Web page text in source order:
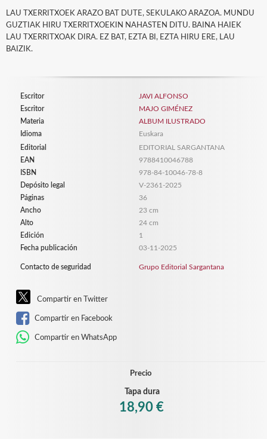
LAU TXERRITXOEK ARAZO BAT DUTE, SEKULAKO ARAZOA. MUNDU
GUZTIAK HIRU TXERRITXOEKIN NAHASTEN DITU. BAINA HAIEK
LAU TXERRITXOAK DIRA. EZ BAT, EZTA BI, EZTA HIRU ERE, LAU
BAIZIK.
Escritor
JAVI ALFONSO
Escritor
MAJO GIMÉNEZ
Materia
ALBUM ILUSTRADO
Idioma
Euskara
Editorial
EDITORIAL SARGANTANA
EAN
9788410046788
ISBN
978-84-10046-78-8
Depósito legal
V-2361-2025
Páginas
36
Ancho
23 cm
Alto
24 cm
Edición
1
Fecha publicación
03-11-2025
Contacto de seguridad Grupo Editorial Sargantana
Compartir en Twitter
Compartir en Facebook
Compartir en WhatsApp
Precio
Tapa dura
18,90 €